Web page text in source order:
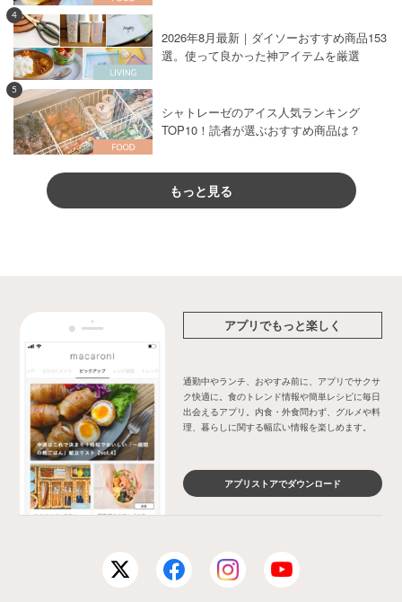
4
2026年8月最新｜ダイソーおすすめ商品153
選。使って良かった神アイテムを厳選
5
シャトレーゼのアイス人気ランキング
TOP10！読者が選ぶおすすめ商品は？
もっと見る
アプリでもっと楽しく
通勤中やランチ、おやすみ前に、アプリでサクサ
ク快適に。食のトレンド情報や簡単レシピに毎日
出会えるアプリ。内食・外食問わず、グルメや料
理、暮らしに関する幅広い情報を楽しめます。
アプリストアでダウンロード